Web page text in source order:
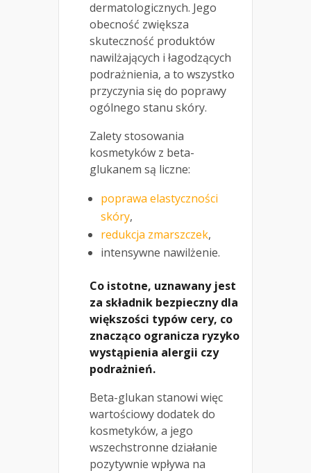
dermatologicznych. Jego
obecność zwiększa
skuteczność produktów
nawilżających i łagodzących
podrażnienia, a to wszystko
przyczynia się do poprawy
ogólnego stanu skóry.
Zalety stosowania
kosmetyków z beta-
glukanem są liczne:
poprawa elastyczności
skóry,
redukcja zmarszczek,
intensywne nawilżenie.
Co istotne, uznawany jest
za składnik bezpieczny dla
większości typów cery, co
znacząco ogranicza ryzyko
wystąpienia alergii czy
podrażnień.
Beta-glukan stanowi więc
wartościowy dodatek do
kosmetyków, a jego
wszechstronne działanie
pozytywnie wpływa na